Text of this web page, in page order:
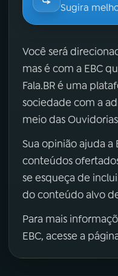
Sugira
Você será
mas é com a EBC
Fala.BR é uma
sociedade com a
meio das
Sua opinião ajuda a
conteúdos
se esqueça de
do conteúdo alvo
Para mais
EBC, acesse a